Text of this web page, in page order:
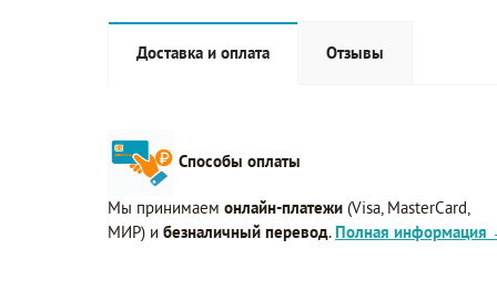
Доставка и оплата Отзывы
Способы оплаты
Мы принимаем онлайн-платежи (Visa, MasterCard,
МИР) и безналичный перевод. Полная